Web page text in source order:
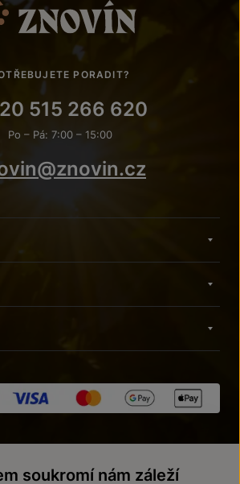
PORADIT?
515 266 620
Po – Pá: 7:00 – 15:00
soukromí nám záleží